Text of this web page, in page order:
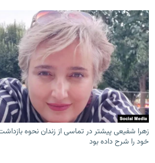
زهرا شفیعی پیشتر در تماسی از زندان نحوه
خود را شرح داده بود